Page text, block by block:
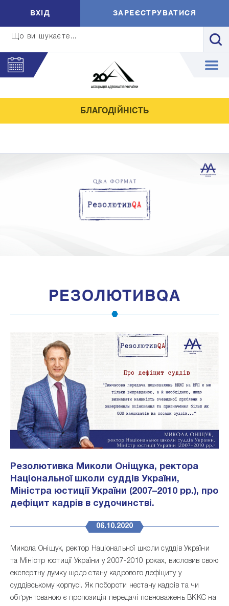
Що ви шукаєте...
ВXIД ЗАРЕЄСТРУВАТИСЯ
БЛАГОДІЙНІСТЬ
РЕЗОЛЮТИВQA
Резолютивка Миколи Оніщука, ректора
Національної школи суддів України,
Міністра юстиції України (2007–2010 рр.), про
дефіцит кадрів в судочинстві.
06.10.2020
Микола Оніщук, ректор Національної школи суддів України
та Міністр юстиції України у 2007-2010 роках, висловив свою
експертну думку щодо стану кадрового дефіциту у
суддівському корпусі. Як побороти нестачу кадрів та чи
обґрунтованою є пропозиція передачі повноважень ВККС на